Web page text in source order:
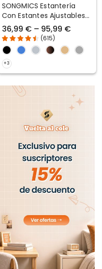
SONGMICS Estantería
Con Estantes Ajustables
Estilo Natural Para Cocina
Salón
36,99 € – 95,99 €
(615)